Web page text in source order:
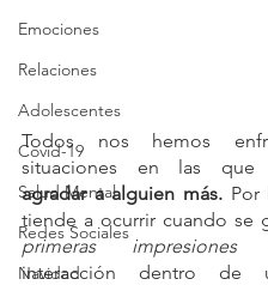
Emociones
Relaciones
Adolescentes
Covid-19
Salud Mental
Redes Sociales
Navidad
Todos nos hemos
situaciones en las que
agradar a alguien más. Por
primeras impresiones
interacción dentro de